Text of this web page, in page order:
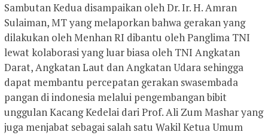
Sambutan Kedua disampaikan oleh Dr. Ir. H. Amran
Sulaiman, MT yang melaporkan bahwa gerakan yang
dilakukan oleh Menhan RI dibantu oleh Panglima TNI
lewat kolaborasi yang luar biasa oleh TNI Angkatan
Darat, Angkatan Laut dan Angkatan Udara sehingga
dapat membantu percepatan gerakan swasembada
pangan di indonesia melalui pengembangan bibit
unggulan Kacang Kedelai dari Prof. Ali Zum Mashar yang
juga menjabat sebagai salah satu Wakil Ketua Umum